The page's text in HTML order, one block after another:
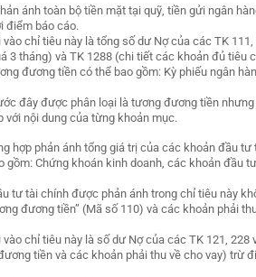
ánh toàn bộ tiền mặt tại quỹ, tiền gửi ngân
điểm báo cáo.
vào chỉ tiêu này là tổng số dư Nợ của các TK
3 tháng) và TK 1288 (chi tiết các khoản đủ tiêu
đương tiền có thể bao gồm: Kỳ phiếu ngân
đây được phân loại là tương đương tiền
với nội dung của từng khoản mục.
hợp phản ánh tổng giá trị của các khoản đầu
gồm: Chứng khoán kinh doanh, các khoản đầu
tư tài chính được phản ánh trong chỉ tiêu này
đương tiền” (Mã số 110) và các khoản phải
vào chỉ tiêu này là số dư Nợ của các TK 121,
tiền và các khoản phải thu về cho vay) trừ